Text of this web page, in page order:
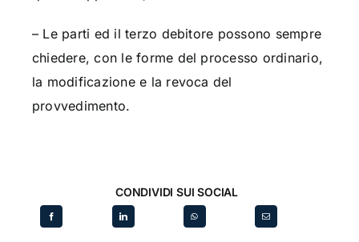
– Le parti ed il terzo debitore possono sempre
chiedere, con le forme del processo ordinario,
la modificazione e la revoca del
provvedimento.
CONDIVIDI SUI SOCIAL